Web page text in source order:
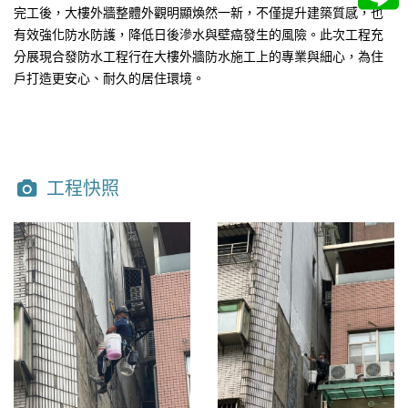
完工後，大樓外牆整體外觀明顯煥然一新，不僅提升建築質感，也
有效強化防水防護，降低日後滲水與壁癌發生的風險。此次工程充
分展現合發防水工程行在大樓外牆防水施工上的專業與細心，為住
戶打造更安心、耐久的居住環境。
工程快照